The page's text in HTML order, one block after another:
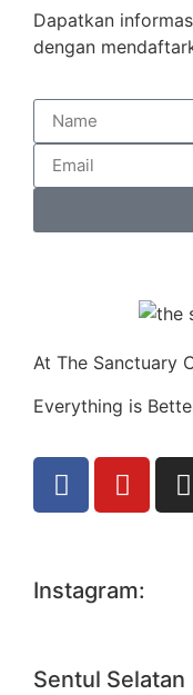
Dapatkan
dengan
At The Sanctuary
Everything is
Instagram:
Sentul Selatan